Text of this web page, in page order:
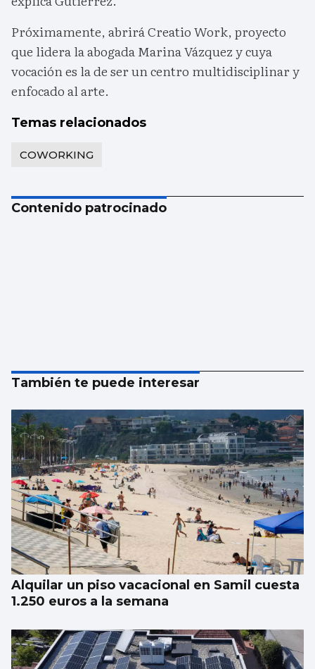
Próximamente, abrirá Creatio Work, proyecto
que lidera la abogada Marina Vázquez y cuya
vocación es la de ser un centro multidisciplinar y
enfocado al arte.
Temas relacionados
COWORKING
Contenido patrocinado
También te puede interesar
Alquilar un piso vacacional en Samil cuesta
1.250 euros a la semana